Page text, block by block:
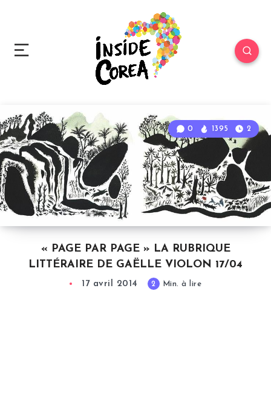
« PAGE PAR PAGE » LA RUBRIQUE
LITTÉRAIRE DE GAËLLE VIOLON 17/04
0 1395 2
17 avril 2014 2 Min. à lire